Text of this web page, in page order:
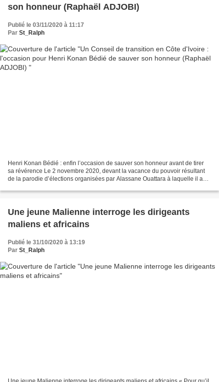
son honneur (Raphaël ADJOBI)
Publié le 03/11/2020 à 11:17
Par St_Ralph
Henri Konan Bédié : enfin l’occasion de sauver son honneur avant de tirer
sa révérence Le 2 novembre 2020, devant la vacance du pouvoir résultant
de la parodie d’élections organisées par Alassane Ouattara à laquelle il a
Une jeune Malienne interroge les dirigeants
maliens et africains
Publié le 31/10/2020 à 13:19
Par St_Ralph